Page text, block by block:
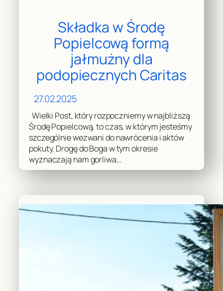
Składka w Środę
Popielcową formą
jałmużny dla
podopiecznych Caritas
27.02.2025
Wielki Post, który rozpoczniemy w najbliższą
Środę Popielcową, to czas, w którym jesteśmy
szczególnie wezwani do nawrócenia i aktów
pokuty. Drogę do Boga w tym okresie
wyznaczają nam gorliwa…